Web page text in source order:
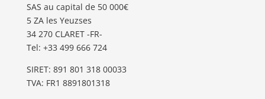
SAS au capital de 50 000€
5 ZA les Yeuzses
34 270 CLARET -FR-
Tel: ‭+33 499 666 724‬
SIRET: 891 801 318 00033
TVA: FR1 8891801318